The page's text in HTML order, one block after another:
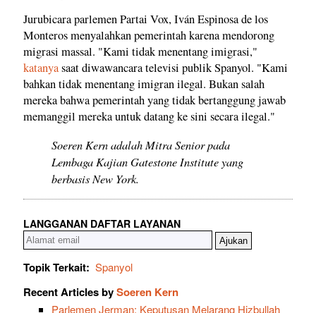
Jurubicara parlemen Partai Vox, Iván Espinosa de los
Monteros menyalahkan pemerintah karena mendorong
migrasi massal. "Kami tidak menentang imigrasi,"
katanyasaat diwawancara televisi publik Spanyol. "Kami
bahkan tidak menentang imigran ilegal. Bukan salah
mereka bahwa pemerintah yang tidak bertanggung jawab
memanggil mereka untuk datang ke sini secara ilegal."
Soeren Kern adalah Mitra Senior pada
Lembaga Kajian Gatestone Institute yang
berbasis New York.
LANGGANAN DAFTAR LAYANAN
Topik Terkait: Spanyol
Recent Articles bySoeren Kern
Parlemen Jerman: Keputusan Melarang Hizbullah